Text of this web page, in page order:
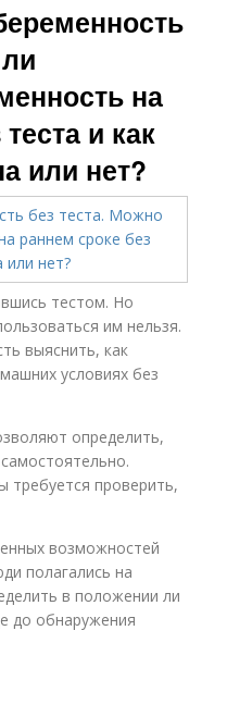
на
и как
или нет?
тестом. Но
им нельзя.
выяснить, как
условиях без
определить,
требуется проверить,
возможностей
полагались на
в положении ли
до обнаружения